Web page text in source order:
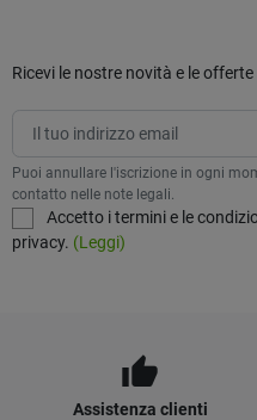
Ricevi le nostre novità e le
Puoi annullare l'iscrizione in ogni
contatto nelle note legali.
Accetto i termini e le
privacy. (Leggi)
thumb_up
Assistenza clienti